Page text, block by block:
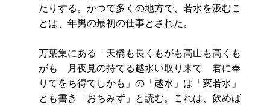
たりする。かつて多くの地方で、若水を汲むこ
とは、年男の最初の仕事とされた。
万葉集にある「天橋も長くもがも高山も高くも
がも 月夜見の持てる越水い取り来て 君に奉
りてをち得てしかも」の「越水」は「変若水」
とも書き「おちみず」と読む。これは、飲めば